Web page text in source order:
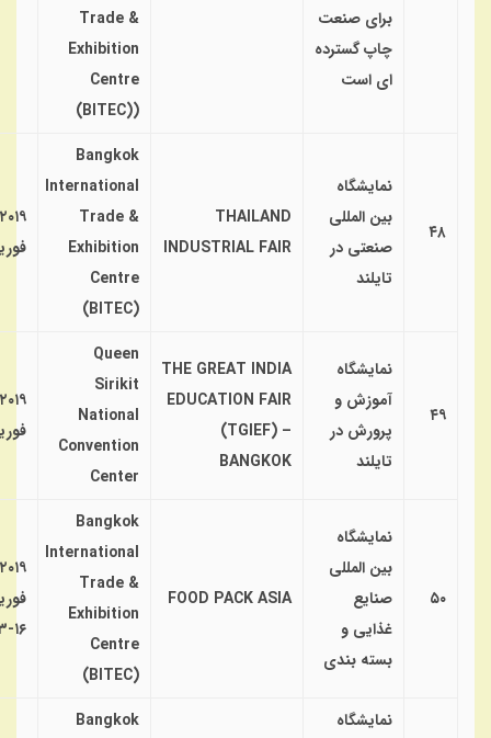
برای صنعت
چاپ گسترده
ای است
Trade &
Exhibition
Centre
(BITEC))
۴۸
نمایشگاه
بین المللی
صنعتی در
تایلند
THAILAND
INDUSTRIAL FAIR
Bangkok
International
Trade &
Exhibition
Centre
(BITEC)
۲۰۱۹
۴۹
نمایشگاه
آموزش و
پرورش در
تایلند
THE GREAT INDIA
EDUCATION FAIR
(TGIEF) –
BANGKOK
Queen
Sirikit
National
Convention
Center
۲۰۱۹
۵۰
نمایشگاه
بین المللی
صنایع
غذایی و
بسته بندی
FOOD PACK ASIA
Bangkok
International
Trade &
Exhibition
Centre
(BITEC)
۲۰۱۹
۱۶-۱۳
نمایشگاه
Bangkok